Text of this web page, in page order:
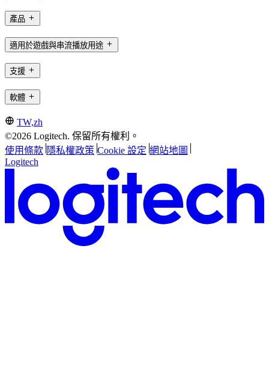
產品
適用於遊戲與串流播放用途
支援
軟體
TW,zh
©2026 Logitech. 保留所有權利。
使用條款 隱私權政策 Cookie 設定 網站地圖
Logitech